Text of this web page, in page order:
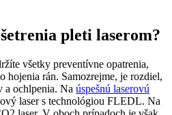
pleti laserom?
všetky preventívne opatrenia,
hojenia rán. Samozrejme, je rozdiel,
a ochlpenia. Na úspešnú laserovú
laser s technológiou FLEDL. Na